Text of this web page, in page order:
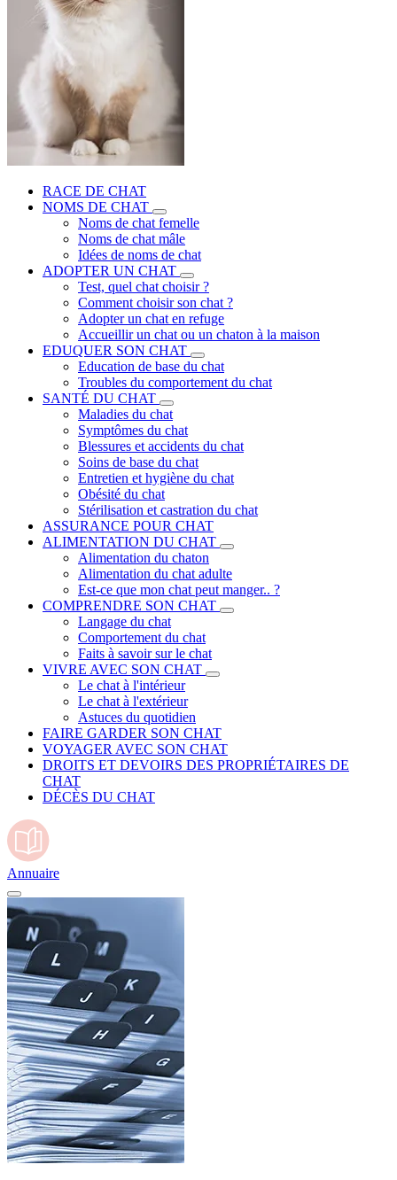
RACE DE CHAT
NOMS DE CHAT
Noms de chat femelle
Noms de chat mâle
Idées de noms de chat
ADOPTER UN CHAT
Test, quel chat choisir ?
Comment choisir son chat ?
Adopter un chat en refuge
Accueillir un chat ou un chaton à la maison
EDUQUER SON CHAT
Education de base du chat
Troubles du comportement du chat
SANTÉ DU CHAT
Maladies du chat
Symptômes du chat
Blessures et accidents du chat
Soins de base du chat
Entretien et hygiène du chat
Obésité du chat
Stérilisation et castration du chat
ASSURANCE POUR CHAT
ALIMENTATION DU CHAT
Alimentation du chaton
Alimentation du chat adulte
Est-ce que mon chat peut manger.. ?
COMPRENDRE SON CHAT
Langage du chat
Comportement du chat
Faits à savoir sur le chat
VIVRE AVEC SON CHAT
Le chat à l'intérieur
Le chat à l'extérieur
Astuces du quotidien
FAIRE GARDER SON CHAT
VOYAGER AVEC SON CHAT
DROITS ET DEVOIRS DES PROPRIÉTAIRES DE
CHAT
DÉCÈS DU CHAT
Annuaire